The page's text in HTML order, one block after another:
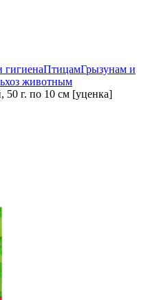
гигиенаПтицамГрызунам и
животным
г. по 10 см [уценка]